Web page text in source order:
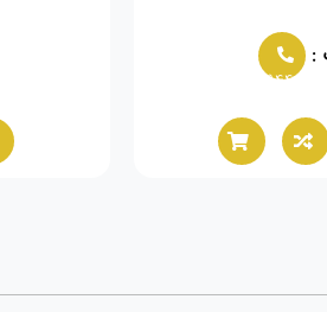
:
02166021944